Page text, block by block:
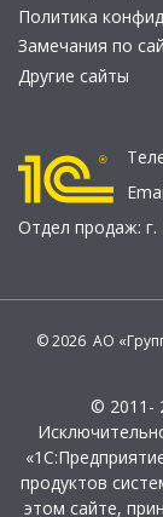
Политика
Замечания по
Другие сайты
Отдел продаж:
© 2026 АО
© 2011-
продуктов
этом сайте,